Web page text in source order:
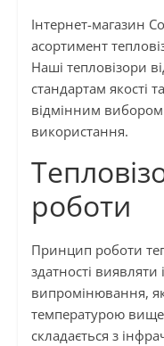
Інтернет-магазин
асортимент
Наші тепловізори
стандартам якості
відмінним
використання.
роботи
Принцип роботи
здатності
випромінювання,
температурою
складається з